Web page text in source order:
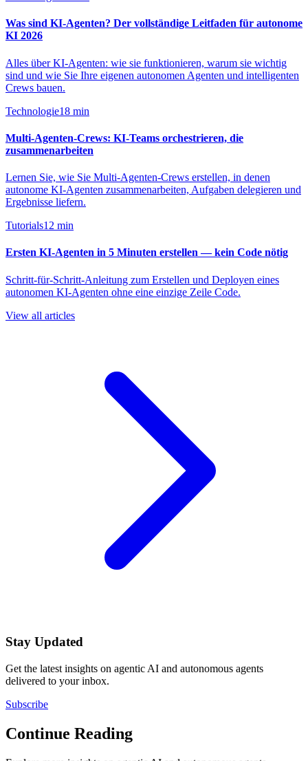
Was sind KI-Agenten? Der vollständige Leitfaden für autonome
KI 2026
Alles über KI-Agenten: wie sie funktionieren, warum sie wichtig
sind und wie Sie Ihre eigenen autonomen Agenten und intelligenten
Crews bauen.
Technologie18 min
Multi-Agenten-Crews: KI-Teams orchestrieren, die
zusammenarbeiten
Lernen Sie, wie Sie Multi-Agenten-Crews erstellen, in denen
autonome KI-Agenten zusammenarbeiten, Aufgaben delegieren und
Ergebnisse liefern.
Tutorials12 min
Ersten KI-Agenten in 5 Minuten erstellen — kein Code nötig
Schritt-für-Schritt-Anleitung zum Erstellen und Deployen eines
autonomen KI-Agenten ohne eine einzige Zeile Code.
View all articles
Stay Updated
Get the latest insights on agentic AI and autonomous agents
delivered to your inbox.
Subscribe
Continue Reading